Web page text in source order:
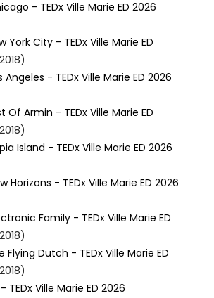
- TEDx Ville Marie ED 2026
York City - TEDx Ville Marie ED
Angeles - TEDx Ville Marie ED 2026
Of Armin - TEDx Ville Marie ED
Island - TEDx Ville Marie ED 2026
Horizons - TEDx Ville Marie ED 2026
Family - TEDx Ville Marie ED
Flying Dutch - TEDx Ville Marie ED
Ville Marie ED 2026